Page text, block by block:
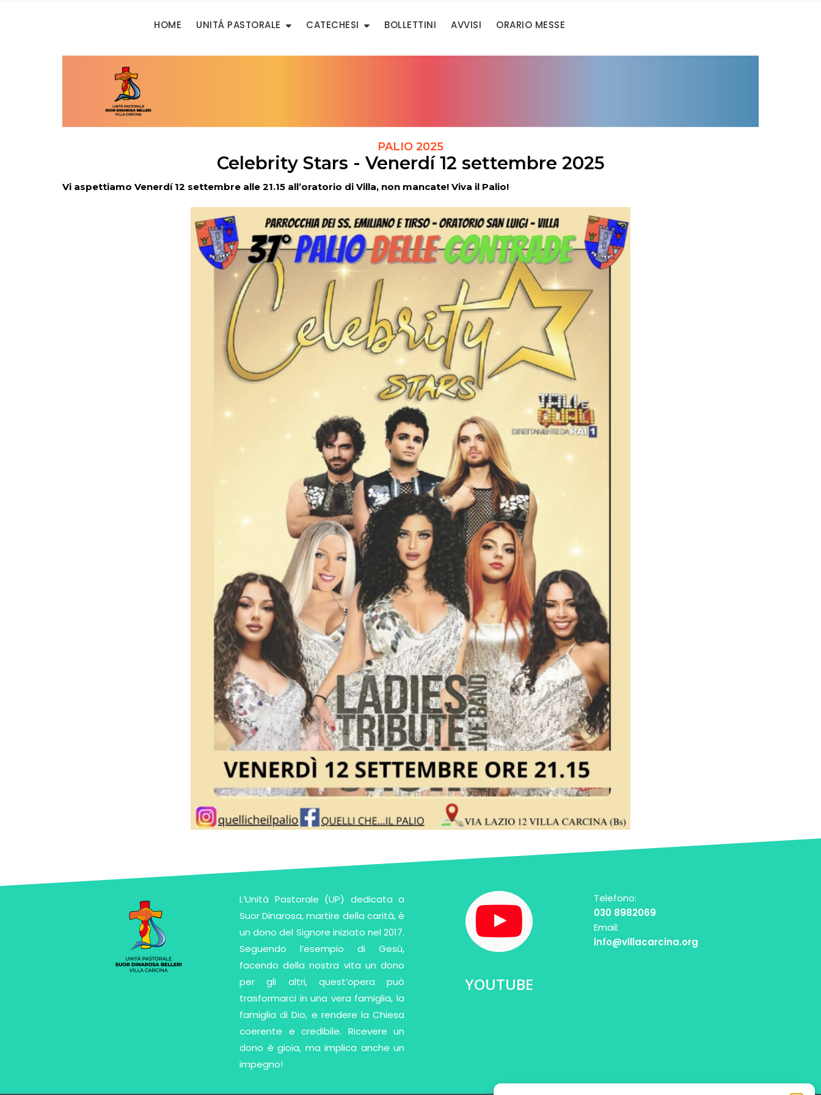
HOME UNITÁ PASTORALE CATECHESI BOLLETTINI AVVISI ORARIO MESSE
PALIO 2025
Celebrity Stars - Venerdí 12 settembre 2025
Vi aspettiamo Venerdí 12 settembre alle 21.15 all’oratorio di Villa, non mancate! Viva il Palio!
L’Unità Pastorale (UP) dedicata a
Suor Dinarosa, martire della carità, è
un dono del Signore iniziato nel 2017.
Seguendo l’esempio di Gesù,
facendo della nostra vita un dono
per gli altri, quest’opera può
trasformarci in una vera famiglia, la
famiglia di Dio, e rendere la Chiesa
coerente e credibile. Ricevere un
dono è gioia, ma implica anche un
impegno!
YOUTUBE
Telefono:
030 8982069
Email:
info@villacarcina.org